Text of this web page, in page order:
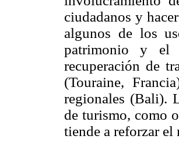
ciudadanos y
algunos de los
patrimonio y el
recuperación de
(Touraine,
regionales (Bali).
de turismo, como
tiende a reforzar